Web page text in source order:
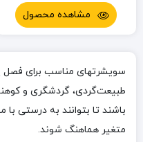
مشاهده محصول
سویشرتهای مناسب برای فصل
طبیعت‌گردی، گردشگری و
باشند تا بتوانند به درستی
متغیر هماهنگ شوند.